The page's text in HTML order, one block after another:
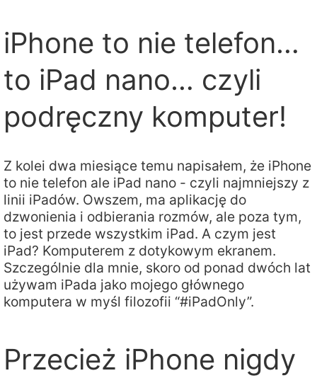
iPhone to nie telefon…
to iPad nano… czyli
podręczny komputer!
Z kolei dwa miesiące temu napisałem, że iPhone
to nie telefon ale iPad nano - czyli najmniejszy z
linii iPadów. Owszem, ma aplikację do
dzwonienia i odbierania rozmów, ale poza tym,
to jest przede wszystkim iPad. A czym jest
iPad? Komputerem z dotykowym ekranem.
Szczególnie dla mnie, skoro od ponad dwóch lat
używam iPada jako mojego głównego
komputera w myśl filozofii “#iPadOnly”.
Przecież iPhone nigdy